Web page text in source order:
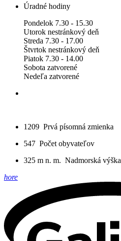
Úradné hodiny
Pondelok 7.30 - 15.30
Utorok nestránkový deň
Streda 7.30 - 17.00
Štvrtok nestránkový deň
Piatok 7.30 - 14.00
Sobota zatvorené
Nedeľa zatvorené
1209 Prvá písomná zmienka
547 Počet obyvateľov
325 m n. m. Nadmorská výška
hore